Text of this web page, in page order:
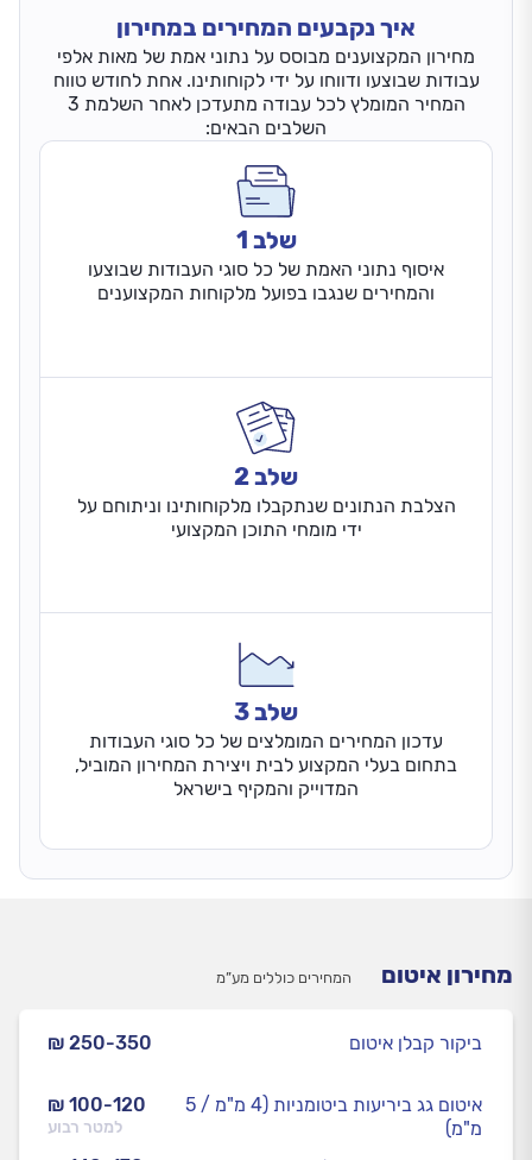
איך נקבעים המחירים במחירון
מחירון המקצוענים מבוסס על נתוני אמת של מאות אלפי
עבודות שבוצעו ודווחו על ידי לקוחותינו. אחת לחודש טווח
המחיר המומלץ לכל עבודה מתעדכן לאחר השלמת 3
השלבים הבאים:
שלב 1
איסוף נתוני האמת של כל סוגי העבודות שבוצעו
והמחירים שנגבו בפועל מלקוחות המקצוענים
שלב 2
הצלבת הנתונים שנתקבלו מלקוחותינו וניתוחם על
ידי מומחי התוכן המקצועי
שלב 3
עדכון המחירים המומלצים של כל סוגי העבודות
בתחום בעלי המקצוע לבית ויצירת המחירון המוביל,
המדוייק והמקיף בישראל
מחירון איטום המחירים כוללים מע”מ
₪ 250-350 ביקור קבלן איטום
₪ 100-120
למטר רבוע
איטום גג ביריעות ביטומניות (4 מ"מ / 5
מ"מ)